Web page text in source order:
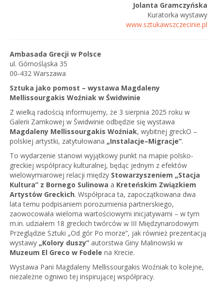
Jolanta Gramczyńska
Kuratorka wystawy
www.sztukawszczecinie.pl
Ambasada Grecji w Polsce
ul. Górnośląska 35
00‑432 Warszawa
Sztuka jako pomost – wystawa Magdaleny
Mellissourgakis Woźniak w Świdwinie
Z wielką radością informujemy, że 3 sierpnia 2025 roku w
Galerii Zamkowej w Świdwinie odbędzie się wystawa
Magdaleny Mellissourgakis Woźniak, wybitnej greckO –
polskiej artystki, zatytułowana „Instalacje–Migracje”.
To wydarzenie stanowi wyjątkowy punkt na mapie polsko-
greckiej współpracy kulturalnej, będąc jednym z efektów
wielowymiarowej relacji między Stowarzyszeniem „Stacja
Kultura” z Bornego Sulinowa a Kreteńskim Związkiem
Artystów Greckich. Współpraca ta, zapoczątkowana dwa
lata temu podpisaniem porozumienia partnerskiego,
zaowocowała wieloma wartościowymi inicjatywami – w tym
m.in. udziałem 18 greckich twórców w III Międzynarodowym
Przeglądzie Sztuki „Od gór Po morze”, jak również prezentacją
wystawy „Kolory duszy” autorstwa Giny Malinowski w
Muzeum El Greco w Fodele na Krecie.
Wystawa Pani Magdaleny Mellissourgakis Woźniak to kolejne,
niezależne ogniwo tej inspirującej współpracy.